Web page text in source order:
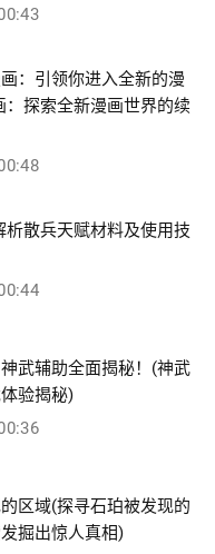
：引领你进入全新的漫
：探索全新漫画世界的续
析散兵天赋材料及使用技
武辅助全面揭秘！(神武
验揭秘)
区域(探寻石珀被发现的
掘出惊人真相)